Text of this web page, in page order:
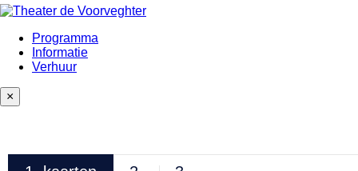
Programma
Informatie
Verhuur
×